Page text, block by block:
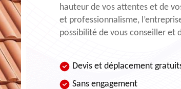
hauteur de vos attentes et de
et professionnalisme,
possibilité de vous conseiller et
Devis et déplacement
Sans engagement